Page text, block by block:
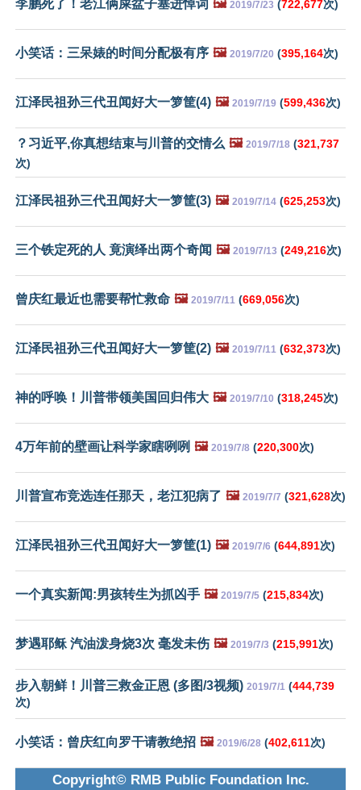
李鹏死了！老江俩屎盆子塞进悼词 🖼️ 2019/7/23 (722,677次)
小笑话：三呆婊的时间分配极有序 🖼️ 2019/7/20 (395,164次)
江泽民祖孙三代丑闻好大一箩筐(4) 🖼️ 2019/7/19 (599,436次)
？习近平,你真想结束与川普的交情么 🖼️ 2019/7/18 (321,737
次)
江泽民祖孙三代丑闻好大一箩筐(3) 🖼️ 2019/7/14 (625,253次)
三个铁定死的人 竟演绎出两个奇闻 🖼️ 2019/7/13 (249,216次)
曾庆红最近也需要帮忙救命 🖼️ 2019/7/11 (669,056次)
江泽民祖孙三代丑闻好大一箩筐(2) 🖼️ 2019/7/11 (632,373次)
神的呼唤！川普带领美国回归伟大 🖼️ 2019/7/10 (318,245次)
4万年前的壁画让科学家瞎咧咧 🖼️ 2019/7/8 (220,300次)
川普宣布竞选连任那天，老江犯病了 🖼️ 2019/7/7 (321,628次)
江泽民祖孙三代丑闻好大一箩筐(1) 🖼️ 2019/7/6 (644,891次)
一个真实新闻:男孩转生为抓凶手 🖼️ 2019/7/5 (215,834次)
梦遇耶稣 汽油泼身烧3次 毫发未伤 🖼️ 2019/7/3 (215,991次)
步入朝鲜！川普三救金正恩 (多图/3视频) 2019/7/1 (444,739
次)
小笑话：曾庆红向罗干请教绝招 🖼️ 2019/6/28 (402,611次)
Copyright© RMB Public Foundation Inc.